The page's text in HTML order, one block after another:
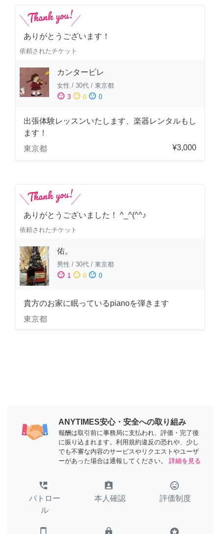
ありがとうございます！
依頼されたチケット
カンタービレ
女性 / 30代 / 東京都
sentiment_satisfied 3 sentiment_neutral 0 sentiment_dissatisfied 0
出張体験レッスンいたします、楽器レンタルもし
ます！
東京都
¥3,000
ありがとうございました！ ^_^(^^♪
依頼されたチケット
佑。
男性 / 30代 / 東京都
sentiment_satisfied 1 sentiment_neutral 0 sentiment_dissatisfied 0
貴方のお家に眠っているpianoを弾きます
東京都
ANYTIMES安心・安全への取り組み
報酬は取引前に事務局に支払われ、評価・完了後
に振り込まれます。利用規約違反の恐れや、少し
でも不審な内容のサービスやリクエストやユーザ
ーがあった場合は通報してください。
詳細を見る
perm_phone_msg
パトロー
ル
assignment_ind
本人確認
tag_faces
評価制度
smartphone lock stars